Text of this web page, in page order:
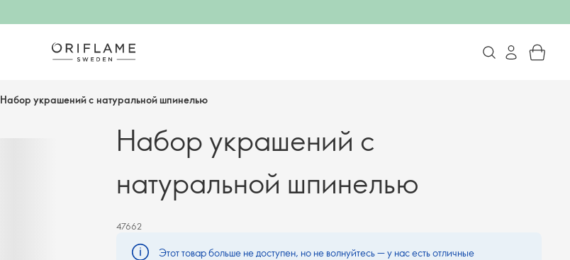
Набор украшений с натуральной шпинелью
Набор украшений с
натуральной шпинелью
47662
Этот товар больше не доступен, но не волнуйтесь — у нас есть отличные